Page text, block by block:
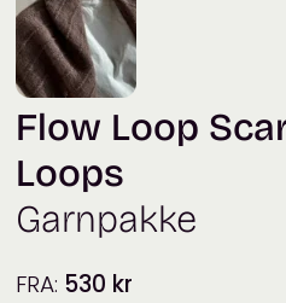
Flow Loop
Loops
Garnpakke
FRA: 530 kr